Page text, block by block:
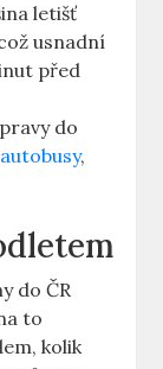
letišť
⁢usnadní
před
do⁤
,
do⁢ ČR
⁤to
kolik